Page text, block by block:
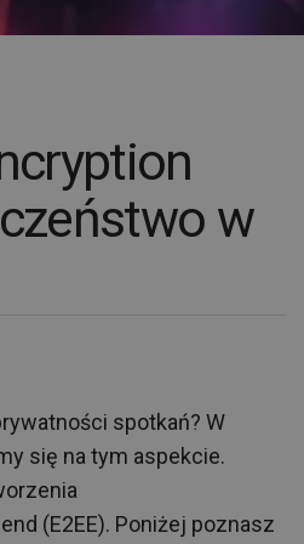
w
spotkań? W
się na tym aspekcie.
(E2EE). Poniżej poznasz